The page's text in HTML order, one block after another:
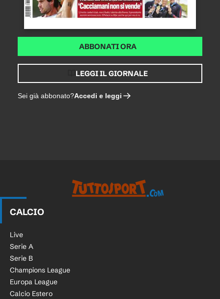
ABBONATI ORA
LEGGI IL GIORNALE
Sei già abbonato?Accedi e leggi
CALCIO
Live
Serie A
Serie B
Champions League
Europa League
Calcio Estero